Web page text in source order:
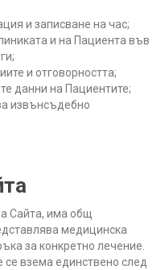
и записване на час;
и на Пациента във
и отговорността;
данни на Пациентите;
извънсъдебно
Сайта, има общ
медицинска
за конкретно лечение.
се взема единствено след